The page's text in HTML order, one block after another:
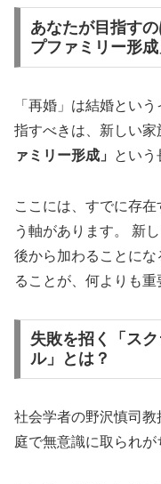
🎯 40代専門
📈
創業 25年
💰
月額 7,700
初婚問わず、人生
ト。
エクセ
続受賞
あなたが目指す
プファミリー形
「再婚」は結婚とい
指すべきは、新しい家
ァミリー形成」
という
ここには、すでに存
う軸があります。 新
後から加わることに
ることが、何よりも重
失敗を招く「ス
ル」とは？
社会学者の野沢慎司
庭で無意識に取られが